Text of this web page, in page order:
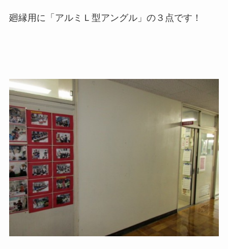
廻縁用に「アルミＬ型アングル」の３点です！